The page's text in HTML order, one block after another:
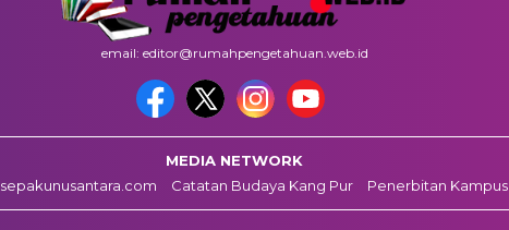
email: editor@rumahpengetahuan.web.id
MEDIA NETWORK
sepakunusantara.com Catatan Budaya Kang Pur Penerbitan Kampus